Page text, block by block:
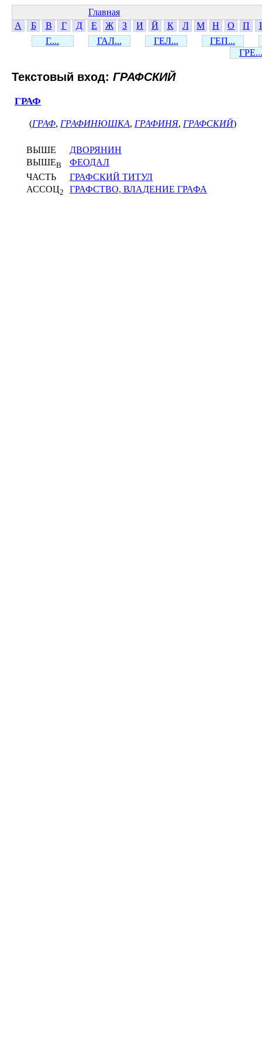
Главная
А
Б В Г Д Е Ж З И Й К Л М Н О П
Г....
ГАЛ... ГЕЛ...
ГЕП...
ГРЕ...
Текстовый вход: ГРАФСКИЙ
ГРАФ
(ГРАФ, ГРАФИНЮШКА, ГРАФИНЯ, ГРАФСКИЙ)
ВЫШЕ
ДВОРЯНИН
ВЫШЕВ
ФЕОДАЛ
ЧАСТЬ
ГРАФСКИЙ ТИТУЛ
АССОЦ2 ГРАФСТВО, ВЛАДЕНИЕ ГРАФА